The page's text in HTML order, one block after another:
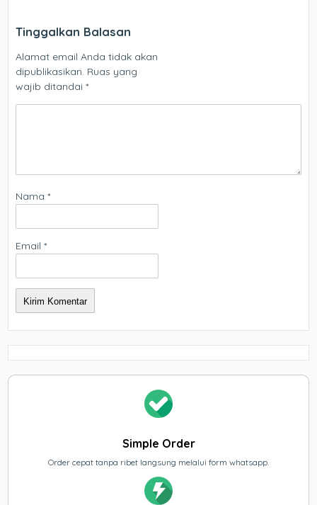
Tinggalkan Balasan
Alamat email Anda tidak akan
dipublikasikan. Ruas yang
wajib ditandai*
Nama*
Email*
Simple Order
Order cepat tanpa ribet langsung melalui form whatsapp.